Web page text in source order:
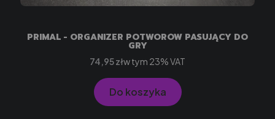
PRIMAL - ORGANIZER POTWORÓW PASUJĄCY DO
GRY
Cena brutto
74,95 złw tym %s VAT
w tym 23%VAT
Do koszyka